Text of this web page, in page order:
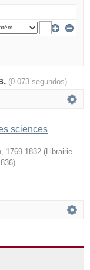
(0.073 segundos)
sciences
1769-1832 ( Librairie
)